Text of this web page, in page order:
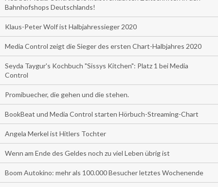
Bahnhofshops Deutschlands!
Klaus-Peter Wolf ist Halbjahressieger 2020
Media Control zeigt die Sieger des ersten Chart-Halbjahres 2020
Seyda Taygur's Kochbuch "Sissys Kitchen": Platz 1 bei Media
Control
Promibuecher, die gehen und die stehen.
BookBeat und Media Control starten Hörbuch-Streaming-Chart
Angela Merkel ist Hitlers Tochter
Wenn am Ende des Geldes noch zu viel Leben übrig ist
Boom Autokino: mehr als 100.000 Besucher letztes Wochenende